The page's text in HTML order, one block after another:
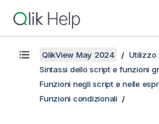
QlikView May 2024
Utilizzo
Sintassi dello script e funzioni
Funzioni negli script e nelle
Funzioni condizionali